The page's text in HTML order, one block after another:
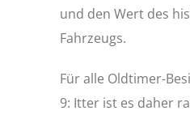
und den Wert des
Fahrzeugs.
Für alle Oldtimer-
9: Itter ist es daher